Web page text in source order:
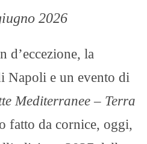
2026
d’eccezione, la
Napoli e un evento di
Mediterranee – Terra
fatto da cornice, oggi,